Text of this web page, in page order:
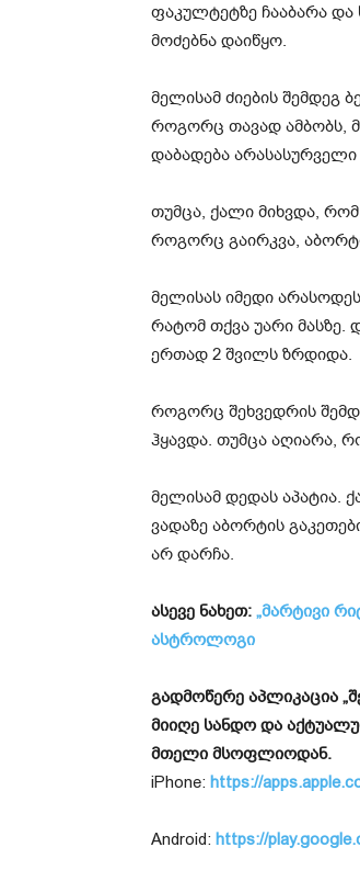
ფაკულტეტზე ჩააბარა და
მოძებნა დაიწყო.
მელისამ ძიების შემდეგ
როგორც თავად ამბობს,
დაბადება არასასურველი
თუმცა, ქალი მიხვდა,
როგორც გაირკვა,
მელისას იმედი
რატომ თქვა უარი მასზე.
ერთად 2 შვილს ზრდიდა.
როგორც შეხვედრის
ჰყავდა. თუმცა აღიარა,
მელისამ დედას აპატია.
ვადაზე აბორტის
არ დარჩა.
ასევე ნახეთ: „მარტივი
ასტროლოგი
გადმოწერე აპლიკაცია
მიიღე სანდო და
მთელი მსოფლიოდან.
iPhone: https://
Android: https://